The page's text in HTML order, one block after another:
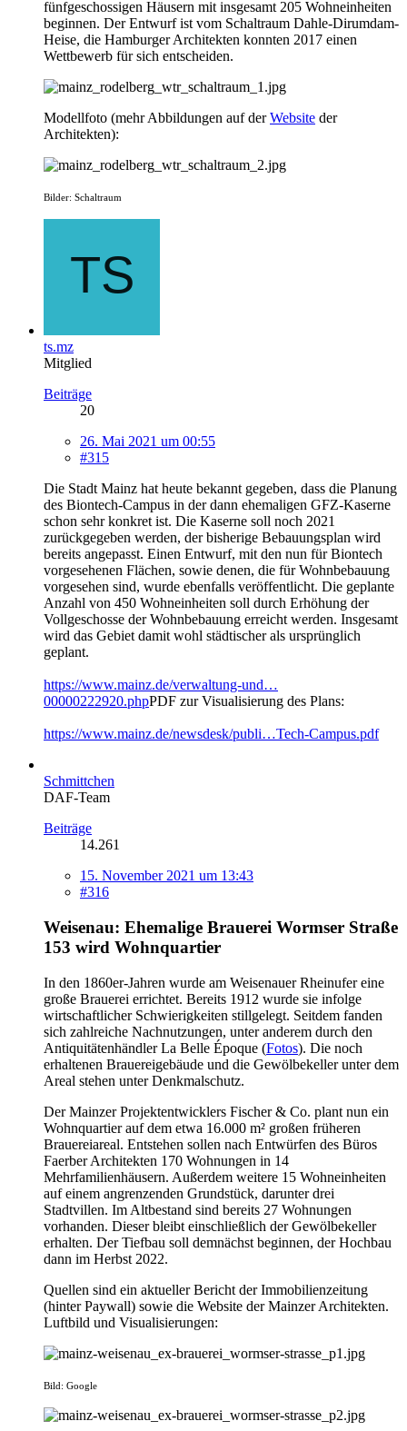
fünfgeschossigen Häusern mit insgesamt 205 Wohneinheiten
beginnen. Der Entwurf ist vom Schaltraum Dahle-Dirumdam-
Heise, die Hamburger Architekten konnten 2017 einen
Wettbewerb für sich entscheiden.
Modellfoto (mehr Abbildungen auf derWebsite der
Architekten):
Bilder: Schaltraum
ts.mz
Mitglied
Beiträge
20
26. Mai 2021 um 00:55
#315
Die Stadt Mainz hat heute bekannt gegeben, dass die Planung
des Biontech-Campus in der dann ehemaligen GFZ-Kaserne
schon sehr konkret ist. Die Kaserne soll noch 2021
zurückgegeben werden, der bisherige Bebauungsplan wird
bereits angepasst. Einen Entwurf, mit den nun für Biontech
vorgesehenen Flächen, sowie denen, die für Wohnbebauung
vorgesehen sind, wurde ebenfalls veröffentlicht. Die geplante
Anzahl von 450 Wohneinheiten soll durch Erhöhung der
Vollgeschosse der Wohnbebauung erreicht werden. Insgesamt
wird das Gebiet damit wohl städtischer als ursprünglich
geplant.
https://www.mainz.de/verwaltung-und…
00000222920.phpPDF zur Visualisierung des Plans:
https://www.mainz.de/newsdesk/publi…Tech-Campus.pdf
Schmittchen
DAF-Team
Beiträge
14.261
15. November 2021 um 13:43
#316
Weisenau: Ehemalige Brauerei Wormser Straße
153 wird Wohnquartier
In den 1860er-Jahren wurde am Weisenauer Rheinufer eine
große Brauerei errichtet. Bereits 1912 wurde sie infolge
wirtschaftlicher Schwierigkeiten stillgelegt. Seitdem fanden
sich zahlreiche Nachnutzungen, unter anderem durch den
Antiquitätenhändler La Belle Époque (Fotos). Die noch
erhaltenen Brauereigebäude und die Gewölbekeller unter dem
Areal stehen unter Denkmalschutz.
Der Mainzer Projektentwicklers Fischer & Co. plant nun ein
Wohnquartier auf dem etwa 16.000 m² großen früheren
Brauereiareal. Entstehen sollen nach Entwürfen des Büros
Faerber Architekten 170 Wohnungen in 14
Mehrfamilienhäusern. Außerdem weitere 15 Wohneinheiten
auf einem angrenzenden Grundstück, darunter drei
Stadtvillen. Im Altbestand sind bereits 27 Wohnungen
vorhanden. Dieser bleibt einschließlich der Gewölbekeller
erhalten. Der Tiefbau soll demnächst beginnen, der Hochbau
dann im Herbst 2022.
Quellen sind ein aktueller Bericht der Immobilienzeitung
(hinter Paywall) sowie die Website der Mainzer Architekten.
Luftbild und Visualisierungen:
Bild: Google